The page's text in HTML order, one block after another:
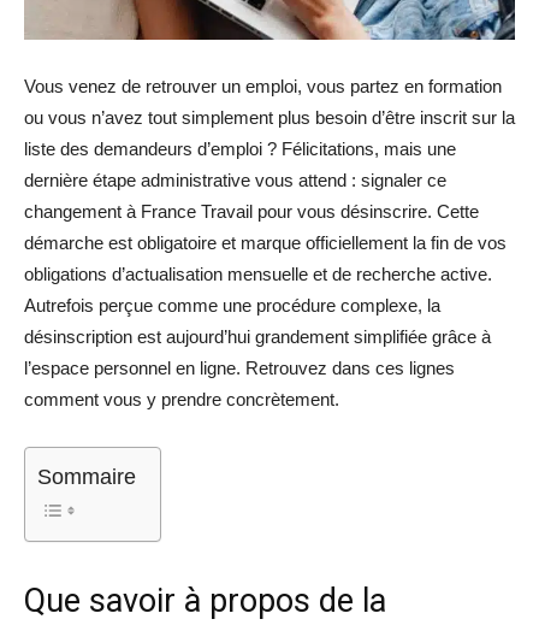
Vous venez de retrouver un emploi, vous partez en formation
ou vous n’avez tout simplement plus besoin d’être inscrit sur la
liste des demandeurs d’emploi ? Félicitations, mais une
dernière étape administrative vous attend : signaler ce
changement à France Travail pour vous désinscrire. Cette
démarche est obligatoire et marque officiellement la fin de vos
obligations d’actualisation mensuelle et de recherche active.
Autrefois perçue comme une procédure complexe, la
désinscription est aujourd’hui grandement simplifiée grâce à
l’espace personnel en ligne. Retrouvez dans ces lignes
comment vous y prendre concrètement.
Sommaire
Que savoir à propos de la